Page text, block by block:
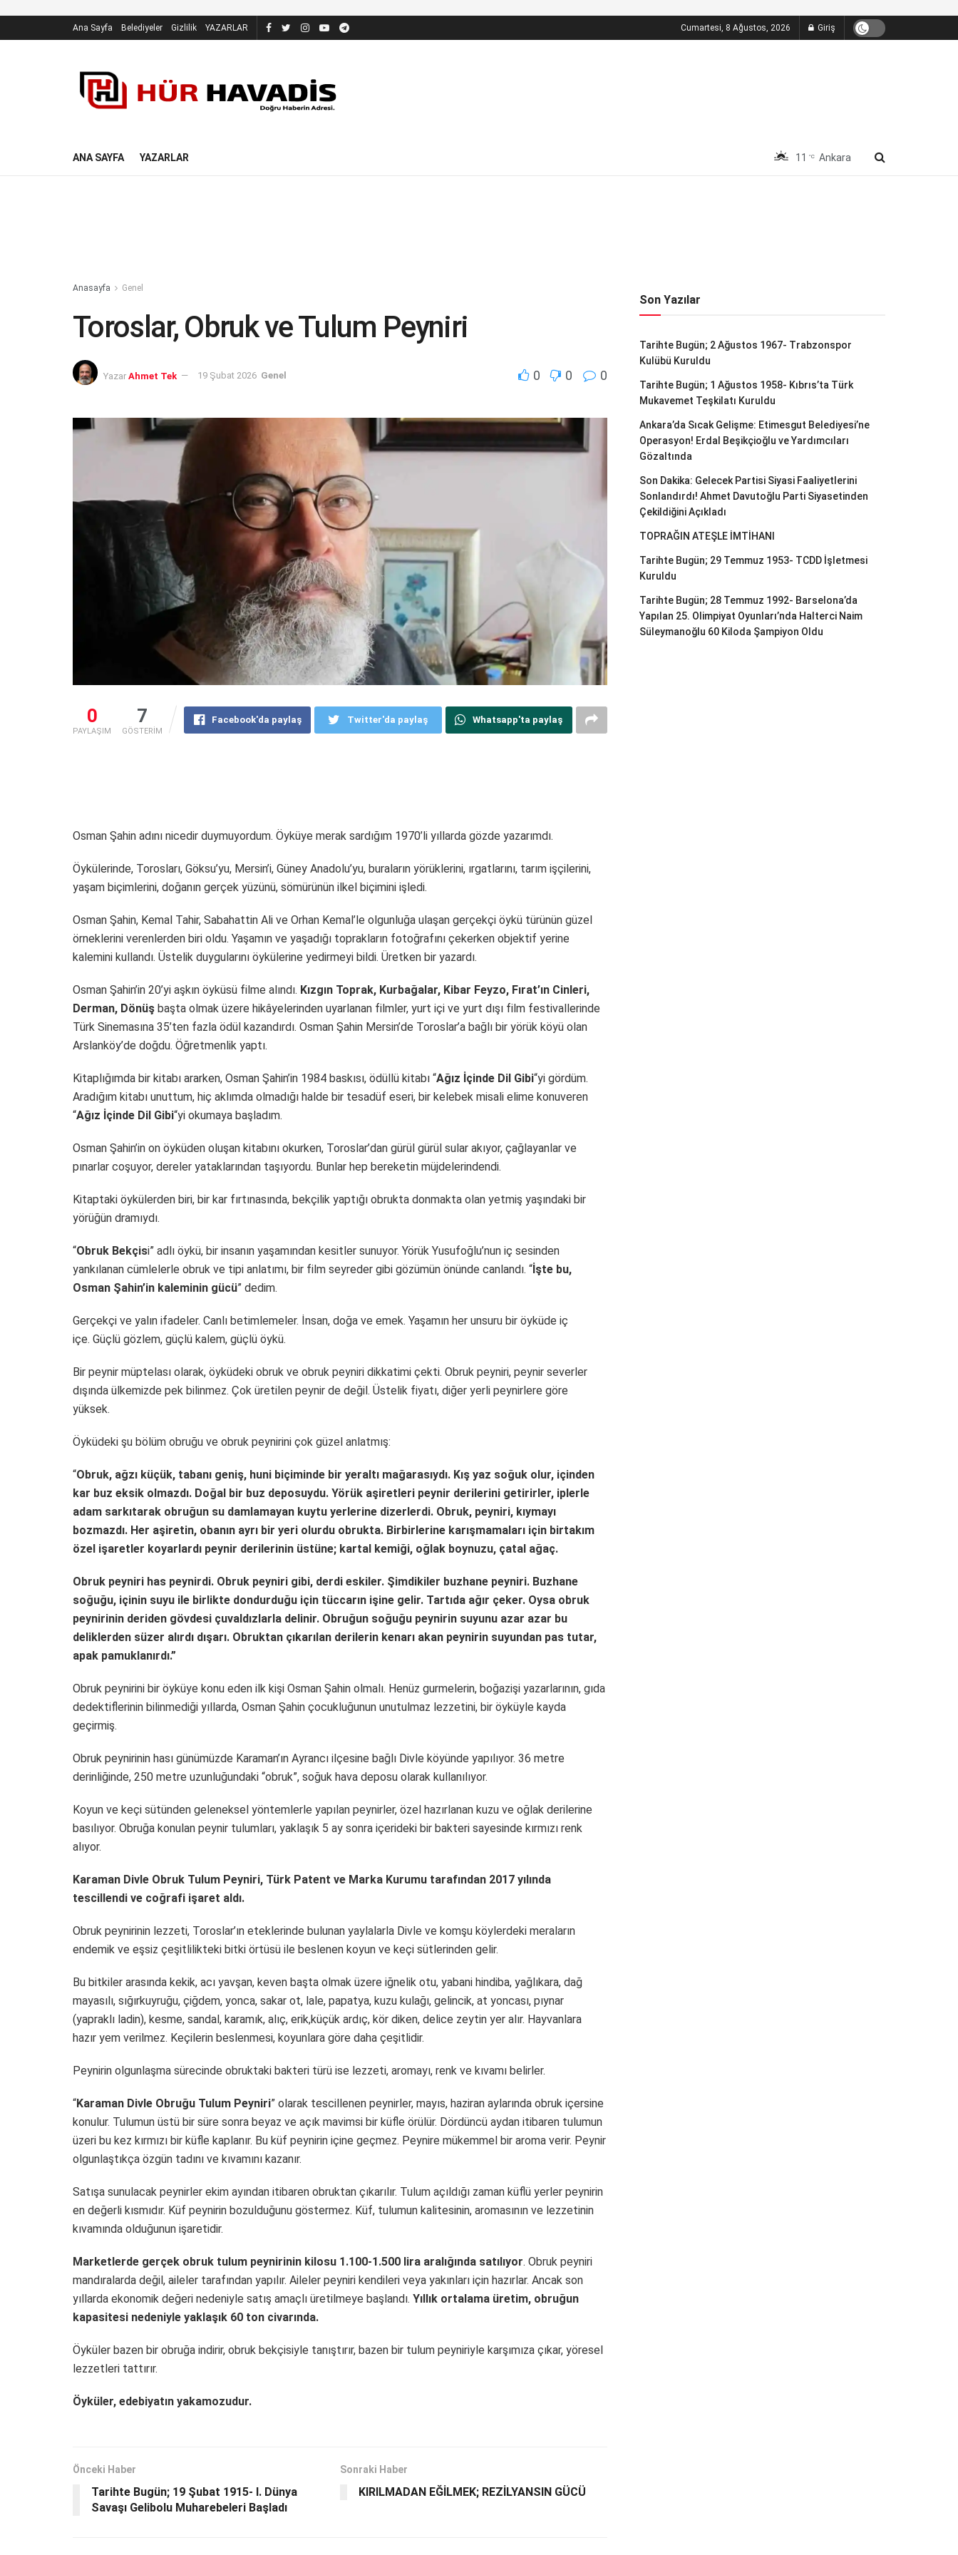
Ana Sayfa Belediyeler Gizlilik YAZARLAR Cumartesi, 8 Ağustos, 2026 Giriş
ANA SAYFA YAZARLAR 11 °C Ankara
Anasayfa Genel
Toroslar, Obruk ve Tulum Peyniri
Yazar Ahmet Tek 19 Şubat 2026 Genel 0 0 0
0
PAYLAŞIM
7
GÖSTERİM
Facebook'da paylaş Twitter'da paylaş Whatsapp'ta paylaş
Osman Şahin adını nicedir duymuyordum. Öyküye merak sardığım 1970’li yıllarda gözde yazarımdı.
Öykülerinde, Torosları, Göksu’yu, Mersin’i, Güney Anadolu’yu, buraların yörüklerini, ırgatlarını, tarım işçilerini,
yaşam biçimlerini, doğanın gerçek yüzünü, sömürünün ilkel biçimini işledi.
Osman Şahin, Kemal Tahir, Sabahattin Ali ve Orhan Kemal’le olgunluğa ulaşan gerçekçi öykü türünün güzel
örneklerini verenlerden biri oldu. Yaşamın ve yaşadığı toprakların fotoğrafını çekerken objektif yerine
kalemini kullandı. Üstelik duygularını öykülerine yedirmeyi bildi. Üretken bir yazardı.
Osman Şahin’in 20’yi aşkın öyküsü filme alındı. Kızgın Toprak, Kurbağalar, Kibar Feyzo, Fırat’ın Cinleri,
Derman, Dönüş başta olmak üzere hikâyelerinden uyarlanan filmler, yurt içi ve yurt dışı film festivallerinde
Türk Sinemasına 35’ten fazla ödül kazandırdı. Osman Şahin Mersin’de Toroslar’a bağlı bir yörük köyü olan
Arslanköy’de doğdu. Öğretmenlik yaptı.
Kitaplığımda bir kitabı ararken, Osman Şahin’in 1984 baskısı, ödüllü kitabı “Ağız İçinde Dil Gibi“yi gördüm.
Aradığım kitabı unuttum, hiç aklımda olmadığı halde bir tesadüf eseri, bir kelebek misali elime konuveren
“Ağız İçinde Dil Gibi“yi okumaya başladım.
Osman Şahin’in on öyküden oluşan kitabını okurken, Toroslar’dan gürül gürül sular akıyor, çağlayanlar ve
pınarlar coşuyor, dereler yataklarından taşıyordu. Bunlar hep bereketin müjdelerindendi.
Kitaptaki öykülerden biri, bir kar fırtınasında, bekçilik yaptığı obrukta donmakta olan yetmiş yaşındaki bir
yörüğün dramıydı.
“Obruk Bekçisi” adlı öykü, bir insanın yaşamından kesitler sunuyor. Yörük Yusufoğlu’nun iç sesinden
yankılanan cümlelerle obruk ve tipi anlatımı, bir film seyreder gibi gözümün önünde canlandı. “İşte bu,
Osman Şahin’in kaleminin gücü” dedim.
Gerçekçi ve yalın ifadeler. Canlı betimlemeler. İnsan, doğa ve emek. Yaşamın her unsuru bir öyküde iç
içe. Güçlü gözlem, güçlü kalem, güçlü öykü.
Bir peynir müptelası olarak, öyküdeki obruk ve obruk peyniri dikkatimi çekti. Obruk peyniri, peynir severler
dışında ülkemizde pek bilinmez. Çok üretilen peynir de değil. Üstelik fiyatı, diğer yerli peynirlere göre
yüksek.
Öyküdeki şu bölüm obruğu ve obruk peynirini çok güzel anlatmış:
“Obruk, ağzı küçük, tabanı geniş, huni biçiminde bir yeraltı mağarasıydı. Kış yaz soğuk olur, içinden
kar buz eksik olmazdı. Doğal bir buz deposuydu. Yörük aşiretleri peynir derilerini getirirler, iplerle
adam sarkıtarak obruğun su damlamayan kuytu yerlerine dizerlerdi. Obruk, peyniri, kıymayı
bozmazdı. Her aşiretin, obanın ayrı bir yeri olurdu obrukta. Birbirlerine karışmamaları için birtakım
özel işaretler koyarlardı peynir derilerinin üstüne; kartal kemiği, oğlak boynuzu, çatal ağaç.
Obruk peyniri has peynirdi. Obruk peyniri gibi, derdi eskiler. Şimdikiler buzhane peyniri. Buzhane
soğuğu, içinin suyu ile birlikte dondurduğu için tüccarın işine gelir. Tartıda ağır çeker. Oysa obruk
peynirinin deriden gövdesi çuvaldızlarla delinir. Obruğun soğuğu peynirin suyunu azar azar bu
deliklerden süzer alırdı dışarı. Obruktan çıkarılan derilerin kenarı akan peynirin suyundan pas tutar,
apak pamuklanırdı.”
Obruk peynirini bir öyküye konu eden ilk kişi Osman Şahin olmalı. Henüz gurmelerin, boğazişi yazarlarının, gıda
dedektiflerinin bilinmediği yıllarda, Osman Şahin çocukluğunun unutulmaz lezzetini, bir öyküyle kayda
geçirmiş.
Obruk peynirinin hası günümüzde Karaman’ın Ayrancı ilçesine bağlı Divle köyünde yapılıyor. 36 metre
derinliğinde, 250 metre uzunluğundaki “obruk”, soğuk hava deposu olarak kullanılıyor.
Koyun ve keçi sütünden geleneksel yöntemlerle yapılan peynirler, özel hazırlanan kuzu ve oğlak derilerine
basılıyor. Obruğa konulan peynir tulumları, yaklaşık 5 ay sonra içerideki bir bakteri sayesinde kırmızı renk
alıyor.
Karaman Divle Obruk Tulum Peyniri, Türk Patent ve Marka Kurumu tarafından 2017 yılında
tescillendi ve coğrafi işaret aldı.
Obruk peynirinin lezzeti, Toroslar’ın eteklerinde bulunan yaylalarla Divle ve komşu köylerdeki meraların
endemik ve eşsiz çeşitlilikteki bitki örtüsü ile beslenen koyun ve keçi sütlerinden gelir.
Bu bitkiler arasında kekik, acı yavşan, keven başta olmak üzere iğnelik otu, yabani hindiba, yağlıkara, dağ
mayasılı, sığırkuyruğu, çiğdem, yonca, sakar ot, lale, papatya, kuzu kulağı, gelincik, at yoncası, pıynar
(yapraklı ladin), kesme, sandal, karamık, alıç, erik,küçük ardıç, kör diken, delice zeytin yer alır. Hayvanlara
hazır yem verilmez. Keçilerin beslenmesi, koyunlara göre daha çeşitlidir.
Peynirin olgunlaşma sürecinde obruktaki bakteri türü ise lezzeti, aromayı, renk ve kıvamı belirler.
“Karaman Divle Obruğu Tulum Peyniri” olarak tescillenen peynirler, mayıs, haziran aylarında obruk içersine
konulur. Tulumun üstü bir süre sonra beyaz ve açık mavimsi bir küfle örülür. Dördüncü aydan itibaren tulumun
üzeri bu kez kırmızı bir küfle kaplanır. Bu küf peynirin içine geçmez. Peynire mükemmel bir aroma verir. Peynir
olgunlaştıkça özgün tadını ve kıvamını kazanır.
Satışa sunulacak peynirler ekim ayından itibaren obruktan çıkarılır. Tulum açıldığı zaman küflü yerler peynirin
en değerli kısmıdır. Küf peynirin bozulduğunu göstermez. Küf, tulumun kalitesinin, aromasının ve lezzetinin
kıvamında olduğunun işaretidir.
Marketlerde gerçek obruk tulum peynirinin kilosu 1.100-1.500 lira aralığında satılıyor. Obruk peyniri
mandıralarda değil, aileler tarafından yapılır. Aileler peyniri kendileri veya yakınları için hazırlar. Ancak son
yıllarda ekonomik değeri nedeniyle satış amaçlı üretilmeye başlandı. Yıllık ortalama üretim, obruğun
kapasitesi nedeniyle yaklaşık 60 ton civarında.
Öyküler bazen bir obruğa indirir, obruk bekçisiyle tanıştırır, bazen bir tulum peyniriyle karşımıza çıkar, yöresel
lezzetleri tattırır.
Öyküler, edebiyatın yakamozudur.
Önceki Haber
Tarihte Bugün; 19 Şubat 1915- I. Dünya
Savaşı Gelibolu Muharebeleri Başladı
Sonraki Haber
KIRILMADAN EĞİLMEK; REZİLYANSIN GÜCÜ
Son Yazılar
Tarihte Bugün; 2 Ağustos 1967- Trabzonspor
Kulübü Kuruldu
Tarihte Bugün; 1 Ağustos 1958- Kıbrıs’ta Türk
Mukavemet Teşkilatı Kuruldu
Ankara’da Sıcak Gelişme: Etimesgut Belediyesi’ne
Operasyon! Erdal Beşikçioğlu ve Yardımcıları
Gözaltında
Son Dakika: Gelecek Partisi Siyasi Faaliyetlerini
Sonlandırdı! Ahmet Davutoğlu Parti Siyasetinden
Çekildiğini Açıkladı
TOPRAĞIN ATEŞLE İMTİHANI
Tarihte Bugün; 29 Temmuz 1953- TCDD İşletmesi
Kuruldu
Tarihte Bugün; 28 Temmuz 1992- Barselona’da
Yapılan 25. Olimpiyat Oyunları’nda Halterci Naim
Süleymanoğlu 60 Kiloda Şampiyon Oldu